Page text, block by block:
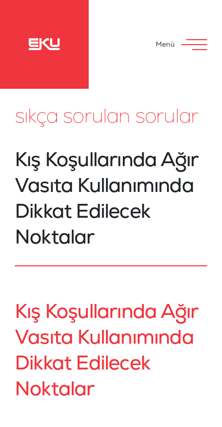
Menü
sıkça sorulan sorular
Kış Koşullarında Ağır
Vasıta Kullanımında
Dikkat Edilecek
Noktalar
Kış Koşullarında Ağır
Vasıta Kullanımında
Dikkat Edilecek
Noktalar